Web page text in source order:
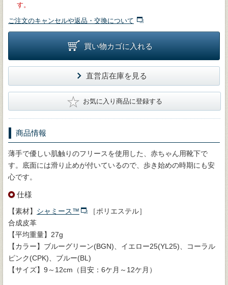
す。
ご注文のキャンセルや返品・交換について
買い物カゴに入れる
直営店在庫を見る
★ お気に入り商品に登録する
商品情報
薄手で優しい肌触りのフリースを使用した、赤ちゃん用靴下で
す。底面には滑り止めが付いているので、歩き始めの時期にも安
心です。
仕様
【素材】 シャミース™
［ポリエステル］
合成皮革
【平均重量】27g
【カラー】ブルーグリーン(BGN)、イエロー25(YL25)、コーラル
ピンク(CPK)、ブルー(BL)
【サイズ】9～12cm（目安：6ケ月～12ケ月）